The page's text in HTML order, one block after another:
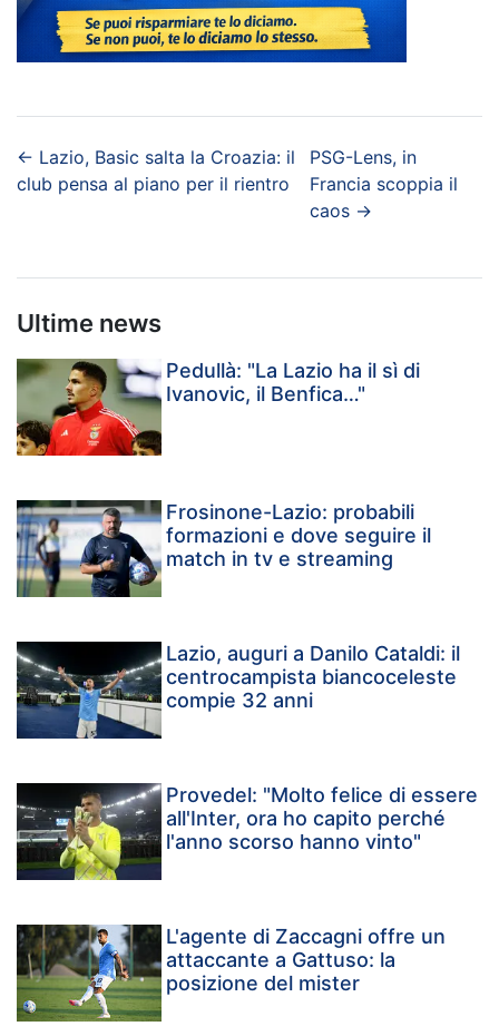
← Lazio, Basic salta la Croazia: il
club pensa al piano per il rientro
PSG-Lens, in
Francia scoppia il
caos→
Ultime news
Pedullà: "La Lazio ha il sì di
Ivanovic, il Benfica…"
Frosinone-Lazio: probabili
formazioni e dove seguire il
match in tv e streaming
Lazio, auguri a Danilo Cataldi: il
centrocampista biancoceleste
compie 32 anni
Provedel: "Molto felice di essere
all'Inter, ora ho capito perché
l'anno scorso hanno vinto"
L'agente di Zaccagni offre un
attaccante a Gattuso: la
posizione del mister